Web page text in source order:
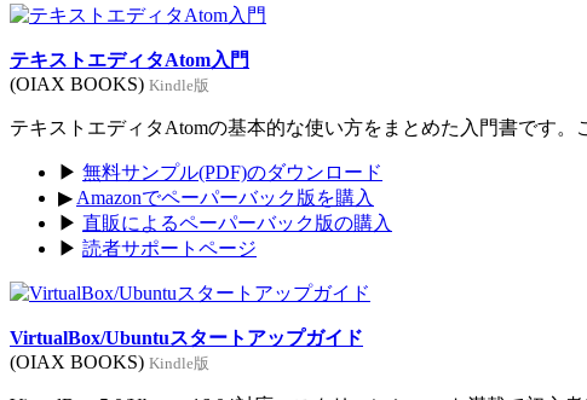
テキストエディタAtom入門
(OIAX BOOKS) Kindle版
テキストエディタAtomの基本的な使い方をまとめた入門書です。
▶ 無料サンプル(PDF)のダウンロード
▶ Amazonでペーパーバック版を購入
▶ 直販によるペーパーバック版の購入
▶ 読者サポートページ
VirtualBox/Ubuntuスタートアップガイド
(OIAX BOOKS) Kindle版